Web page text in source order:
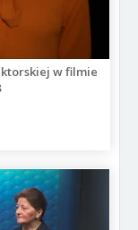
w filmie